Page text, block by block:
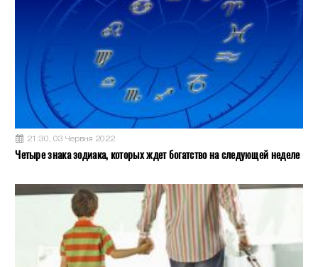
21:30, 03 Червня 2022
Четыре знака зодиака, которых ждет богатство на следующей неделе